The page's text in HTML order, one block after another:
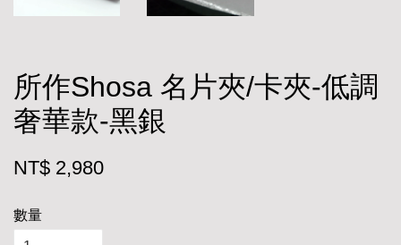
所作Shosa 名片夾/卡夾-低調
奢華款-黑銀
NT$ 2,980
數量